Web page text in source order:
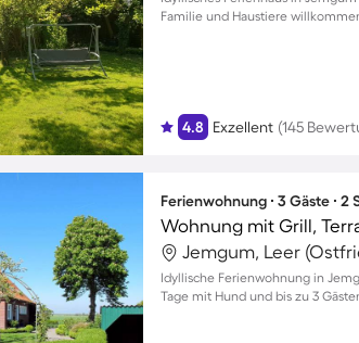
Familie und Haustiere
4.8 Exzellent (145
Ferienwohnung ∙ 3 Gäste ∙ 2
Wohnung mit Grill,
Jemgum, Leer
Idyllische Ferienwohnung in
Tage mit Hund und bis zu 3